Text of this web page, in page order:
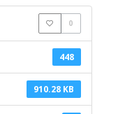
0
448
910.28 KB